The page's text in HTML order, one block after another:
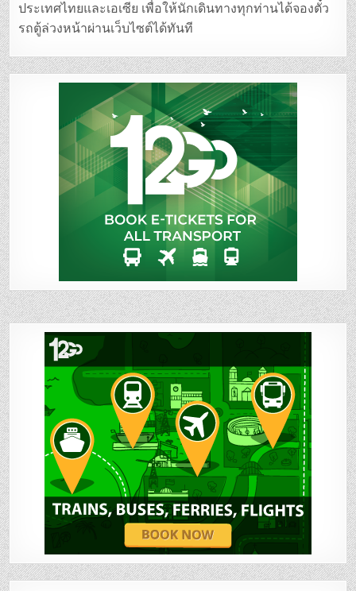
ประเทศไทยและเอเซีย เพื่อให้นักเดินทางทุกท่านได้จองตั๋ว
รถตู้ล่วงหน้าผ่านเว็บไซต์ได้ทันที